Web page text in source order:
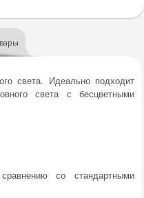
света. Идеально подходит
света с бесцветными
со стандартными